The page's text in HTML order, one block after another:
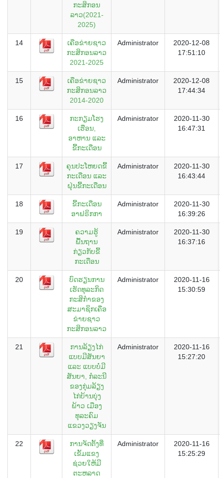
ກະສິກອນ
ລາວ(2021-
2025)
14
ເຄືອຂ່າຍຊາວ
ກະສິກອນລາວ
2021-2025
Administrator
2020-12-08
17:51:10
15
ເຄືອຂ່າຍຊາວ
ກະສິກອນລາວ
2014-2020
Administrator
2020-12-08
17:44:34
16
ກະກຽມໂຮງ
ເຮືອນ,
ອາຫານ ແລະ
ຂີ້ກະເດືອນ
Administrator
2020-11-30
16:47:31
17
ຄຸນປະໂຫຍດຂີ້
ກະເດືອນ ແລະ
ຝຸ່ນຂີ້ກະເດືອນ
Administrator
2020-11-30
16:43:44
18
ຂີ້ກະເດືອນ
ອາຟຣິກກາ
Administrator
2020-11-30
16:39:26
19
ຄວາມຮູ້
ພື້ນຖານ
ກ່ຽວກັບຂີ້
ກະເດືອນ
Administrator
2020-11-30
16:37:16
20
ບົດຮຽນການ
ເຮັດທຸລະກິດ
ກະສິກຳຂອງ
ສະມາຊິກເຄືອ
ຂ່າຍຊາວ
ກະສິກອນລາວ
Administrator
2020-11-16
15:30:59
21
ການລ້ຽງໄກ່
ແບບມີສັນຍາ
ແລະ ແບບບໍ່ມີ
ສັນຍາ, ກໍລະນີ
ຂອງກຸ່ມລ້ຽງ
ໄກ່ບ້ານບຸ່ງ
ພ້າວ ເມືອງ
ທຸລະຄົມ
ແຂວງວຽງຈັນ
Administrator
2020-11-16
15:27:20
22
ການຈັດຕັ້ງທີ່
ເຂັ້ມແຂງ
ຊ່ວຍໃຫ້ມີ
ຕະຫລາດ
Administrator
2020-11-16
15:25:29